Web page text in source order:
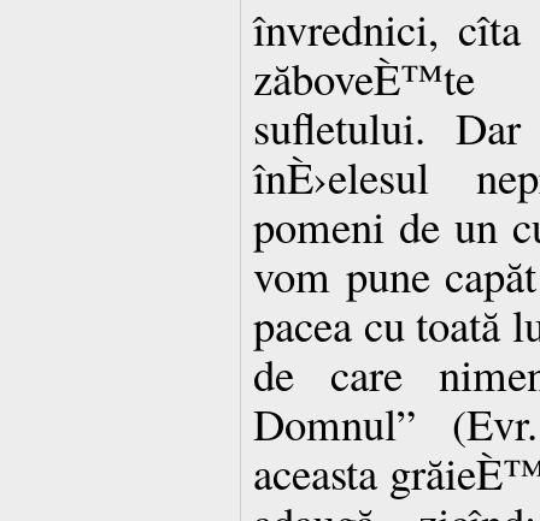
învrednici,
sufletului.
înÈ›elesul
pomeni de un
vom pune
pacea cu toată
de care
Domnul”
aceasta